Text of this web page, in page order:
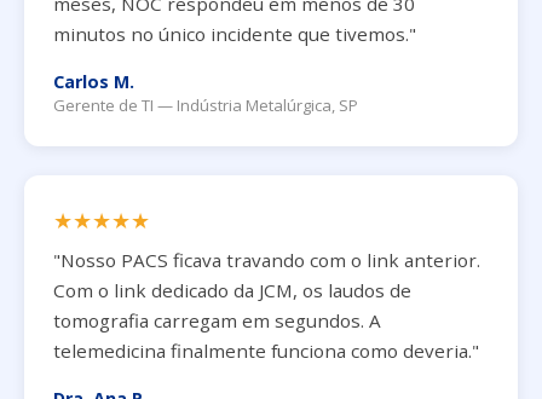
minutos no único incidente que tivemos."
Carlos M.
Gerente de TI — Indústria Metalúrgica, SP
★★★★★
"Nosso PACS ficava travando com o link anterior.
Com o link dedicado da JCM, os laudos de
tomografia carregam em segundos. A
telemedicina finalmente funciona como deveria."